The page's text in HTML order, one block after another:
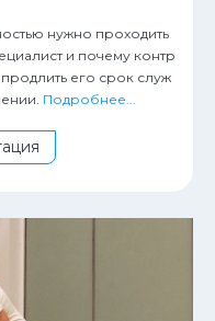
нужно проходить
и почему контр
его срок служ
Подробнее...